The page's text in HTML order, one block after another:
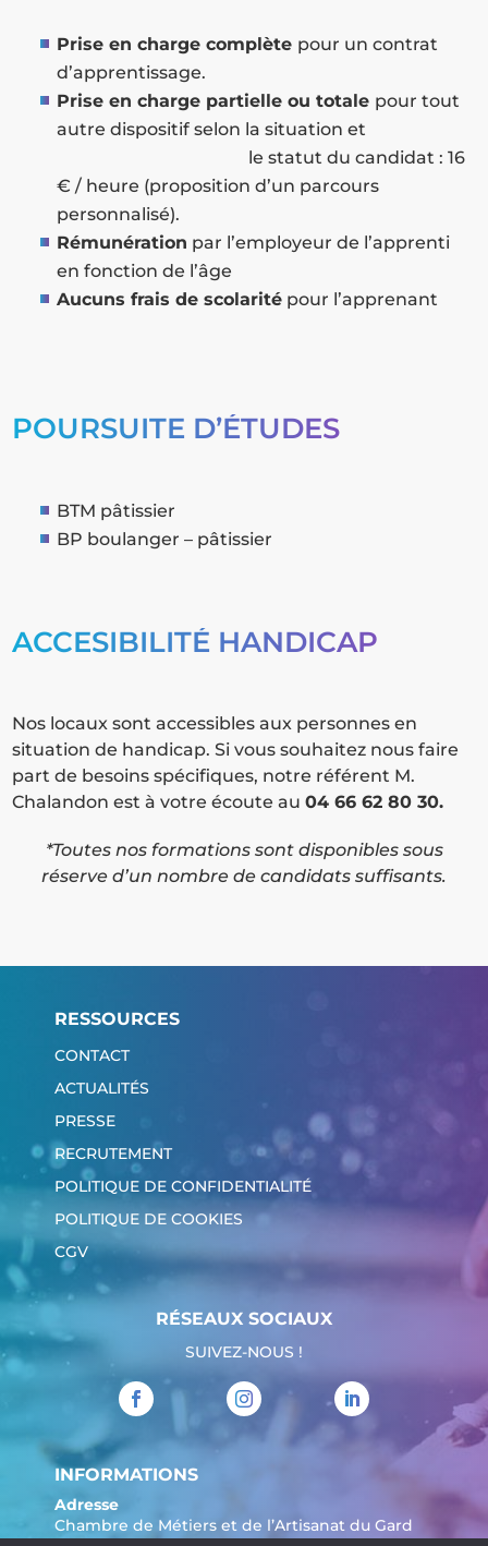
Prise en charge complète pour un contrat
d’apprentissage.
Prise en charge partielle ou totale pour tout
autre dispositif selon la situation et
le statut du candidat : 16
€ / heure (proposition d’un parcours
personnalisé).
Rémunération par l’employeur de l’apprenti
en fonction de l’âge
Aucuns frais de scolarité pour l’apprenant
POURSUITE D’ÉTUDES
BTM pâtissier
BP boulanger – pâtissier
ACCESIBILITÉ HANDICAP
Nos locaux sont accessibles aux personnes en
situation de handicap. Si vous souhaitez nous faire
part de besoins spécifiques, notre référent M.
Chalandon est à votre écoute au04 66 62 80 30.
*Toutes nos formations sont disponibles sous
réserve d’un nombre de candidats suffisants.
RESSOURCES
CONTACT
ACTUALITÉS
PRESSE
RECRUTEMENT
POLITIQUE DE CONFIDENTIALITÉ
POLITIQUE DE COOKIES
CGV
RÉSEAUX SOCIAUX
SUIVEZ-NOUS !
INFORMATIONS
Adresse
Chambre de Métiers et de l’Artisanat du Gard